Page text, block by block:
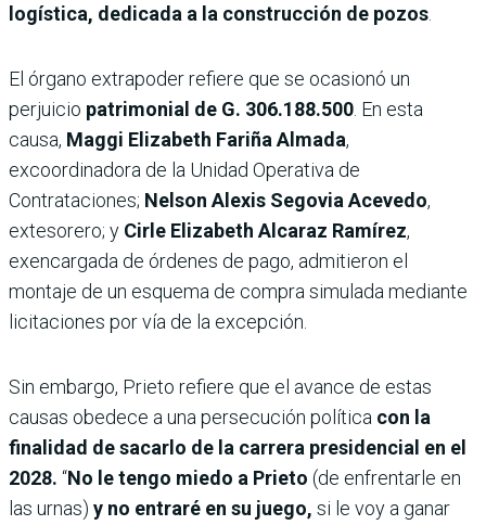
logística, dedicada a la construcción de pozos
El órgano extrapoder refiere que se ocasionó un
perjuicio patrimonial de G. 306.188.500 . En esta
causa, Maggi Elizabeth Fariña Almada,
excoordinadora de la Unidad Operativa de
Contrataciones; Nelson Alexis Segovia Acevedo,
extesorero; y Cirle Elizabeth Alcaraz Ramírez,
exencargada de órdenes de pago, admitieron el
montaje de un esquema de compra simulada mediante
licitaciones por vía de la excepción.
Sin embargo, Prieto refiere que el avance de estas
causas obedece a una persecución política con la
finalidad de sacarlo de la carrera presidencial en el
2028. “No le tengo miedo a Prieto (de enfrentarle en
las urnas) y no entraré en su juego, si le voy a ganar